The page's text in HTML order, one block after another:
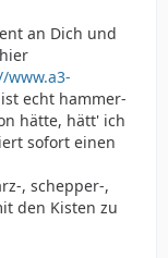
an Dich und
www.a3-
echt hammer-
hätte, hätt' ich
sofort einen
, schepper-,
den Kisten zu